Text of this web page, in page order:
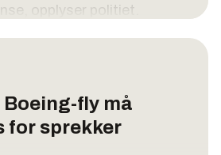
opplyser politiet.
på stedet tyder på at de to
disse skadene på
skriver oppdragsleder
politidistrikt i
Boeing-fly må
for sprekker